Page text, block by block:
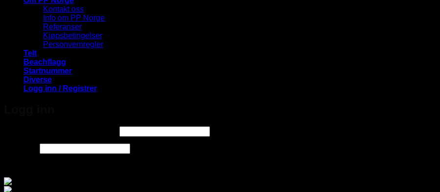
Kontakt oss
Info om PP Norge
Referanser
Kjøpsbetingelser
Personvernregler
Telt
Beachflagg
Startnummer
Diverse
Logg inn / Registrer